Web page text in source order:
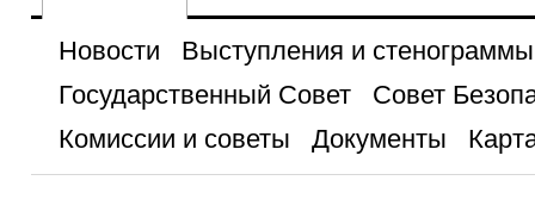
Новости
Выступления и стенограммы
Государственный Совет
Совет
Комиссии и советы
Документы